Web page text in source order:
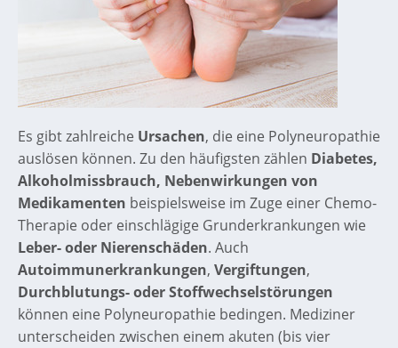
Es gibt zahlreiche Ursachen, die eine Polyneuropathie
auslösen können. Zu den häufigsten zählen Diabetes,
Alkoholmissbrauch, Nebenwirkungen von
Medikamenten beispielsweise im Zuge einer Chemo-
Therapie oder einschlägige Grunderkrankungen wie
Leber- oder Nierenschäden. Auch
Autoimmunerkrankungen, Vergiftungen,
Durchblutungs- oder Stoffwechselstörungen
können eine Polyneuropathie bedingen. Mediziner
unterscheiden zwischen einem akuten (bis vier